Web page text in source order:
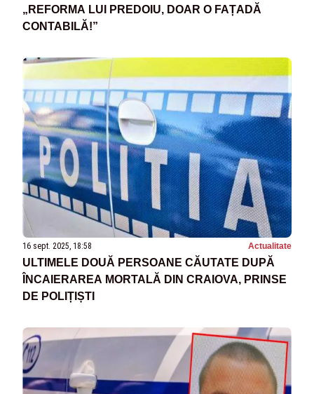
„REFORMA LUI PREDOIU, DOAR O FAȚADĂ
CONTABILĂ!”
16 sept. 2025, 18:58 Actualitate
ULTIMELE DOUĂ PERSOANE CĂUTATE DUPĂ
ÎNCAIERAREA MORTALĂ DIN CRAIOVA, PRINSE
DE POLIȚIȘTI